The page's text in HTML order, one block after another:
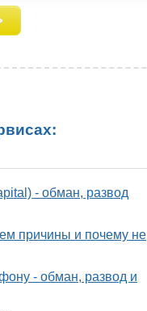
- обман, развод
причины и почему не
- обман, развод и